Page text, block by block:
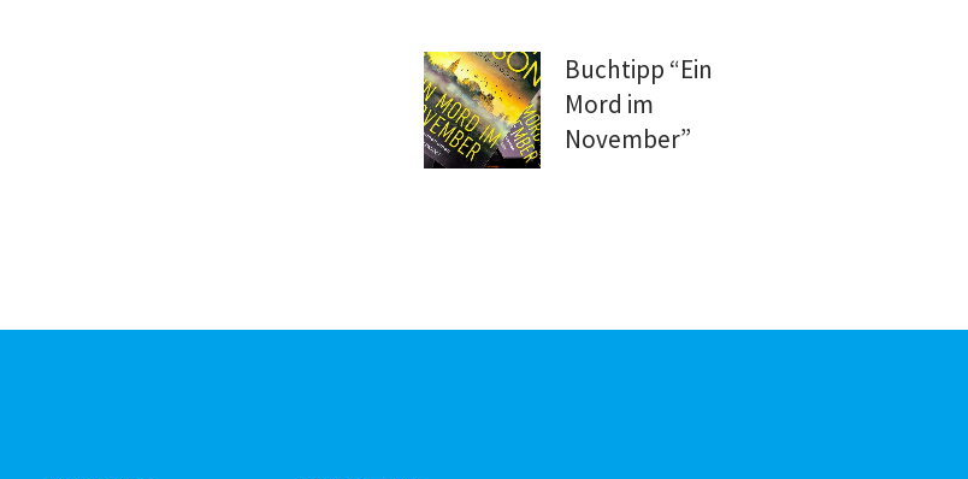
Buchtipp “Ein
Mord im
November”